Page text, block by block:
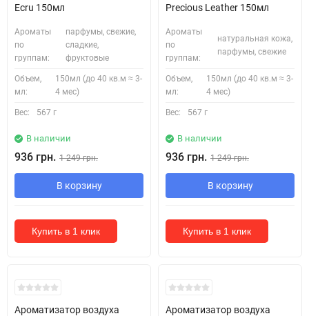
Ecru 150мл
Ароматы
по
группам:
парфумы, свежие,
сладкие,
фруктовые
Объем,
мл:
150мл (до 40 кв.м ≈ 3-
4 мес)
Вес: 567 г
В наличии
936 грн. 1 249 грн.
В корзину
Купить в 1 клик
Precious Leather 150мл
Ароматы
по
группам:
натуральная кожа,
парфумы, свежие
Объем,
мл:
150мл (до 40 кв.м ≈ 3-
4 мес)
Вес: 567 г
В наличии
936 грн. 1 249 грн.
В корзину
Купить в 1 клик
Ароматизатор воздуха
New!
Ароматизатор воздуха